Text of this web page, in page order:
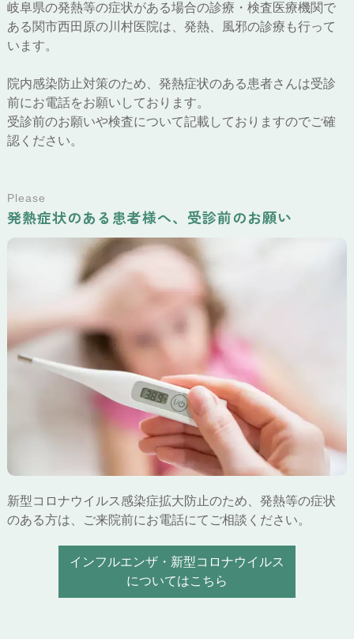
岐阜県の発熱等の症状がある場合の診療・検査医療機関で
ある関市西田原の川村医院は、発熱、風邪の診療も行って
います。
院内感染防止対策のため、発熱症状のある患者さんは受診
前にお電話をお願いしております。
受診前のお願いや検査について記載しておりますのでご確
認ください。
Please
発熱症状のある患者様へ、受診前のお願い
新型コロナウイルス感染症拡大防止のため、発熱等の症状
のある方は、ご来院前にお電話にてご相談ください。
インフルエンザ・新型コロナウイルス
についてはこちら